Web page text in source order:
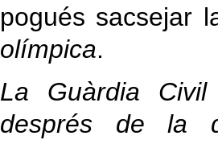
pogués sacsejar
olímpica.
La Guàrdia
després de la